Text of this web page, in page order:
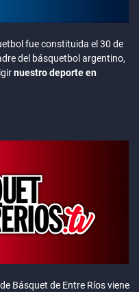
fue constituida el 30 de
del básquetbol argentino,
nuestro deporte en
Básquet de Entre Ríos viene